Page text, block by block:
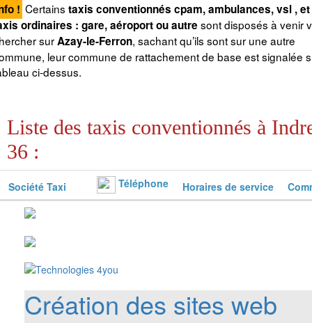
! Certainstaxis conventionnés cpam, ambulances, vsl , et
ordinaires : gare, aéroport ou autre sont disposés à venir
surAzay-le-Ferron, sachant qu’ils sont sur une autre
leur commune de rattachement de base est signalée
ci-dessus.
Liste des taxis conventionnés à
36 :
Société Taxi Téléphone Horaires de service
Création des sites web